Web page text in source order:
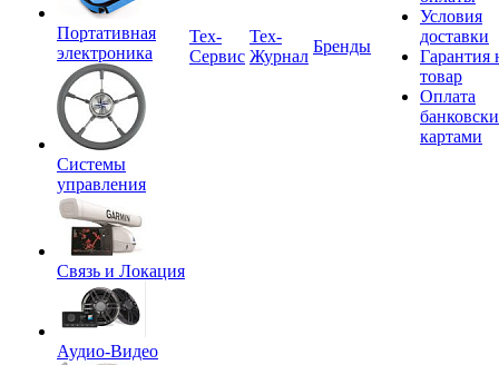
Портативная
электроника
Системы
управления
Связь и Локация
Аудио-Видео
Tex-
Сервис
Тех-
Журнал
Бренды
Условия
доставки
Гарантия
товар
Оплата
картами